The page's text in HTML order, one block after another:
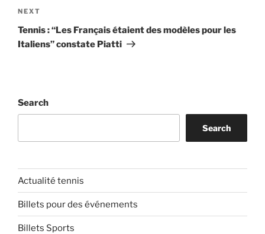
Next
Post
NEXT
Tennis : “Les Français étaient des modèles pour les
Italiens” constate Piatti
Search
Search
Actualité tennis
Billets pour des événements
Billets Sports